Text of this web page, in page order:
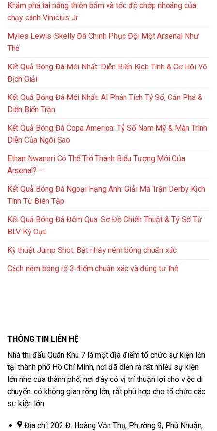
Khám phá tài năng thiên bẩm và tốc độ chớp nhoáng của
chạy cánh Vinicius Jr
Myles Lewis-Skelly Đã Chinh Phục Đội Một Arsenal Như
Thế
Kết Quả Bóng Đá Mới Nhất: Diễn Biến Kịch Tính & Cơ Hội Vô
Địch Giải
Kết Quả Bóng Đá Mới Nhất: AI Phân Tích Tỷ Số, Cản Phá &
Diễn Biến Trận
Kết Quả Bóng Đá Copa America: Tỷ Số Nam Mỹ & Màn Trình
Diễn Của Ngôi Sao
Ethan Nwaneri Có Thể Trở Thành Biểu Tượng Mới Của
Arsenal? –
Kết Quả Bóng Đá Ngoại Hạng Anh: Giải Mã Trận Derby Kịch
Tính Từ Biên Tập
Kết Quả Bóng Đá Đêm Qua: Sơ Đồ Chiến Thuật & Tỷ Số Từ
BLV Kỳ Cựu
Kỹ thuật Jump Shot: Bật nhảy ném bóng chuẩn xác
Cách ném bóng rổ 3 điểm chuẩn xác và đúng tư thế
THÔNG TIN LIÊN HỆ
Nhà thi đấu Quân Khu 7 là một địa điểm tổ chức sự kiện lớn
tại thành phố Hồ Chí Minh, nơi đã diễn ra rất nhiều sự kiện
lớn nhỏ của thành phố, nơi đây có vị trí thuận lợi cho việc di
chuyển, có không gian rộng lớn, rất phù hợp cho tổ chức các
sự kiện lớn.
Địa chỉ: 202 Đ. Hoàng Văn Thụ, Phường 9, Phú Nhuận,